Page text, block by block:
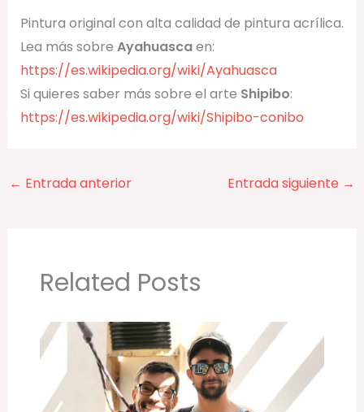
Pintura original con alta calidad de pintura acrílica.
Lea más sobre Ayahuascaen:
https://es.wikipedia.org/wiki/Ayahuasca
Si quieres saber más sobre el arte Shipibo:
https://es.wikipedia.org/wiki/Shipibo-conibo
← Entrada anterior Entrada siguiente →
Related Posts